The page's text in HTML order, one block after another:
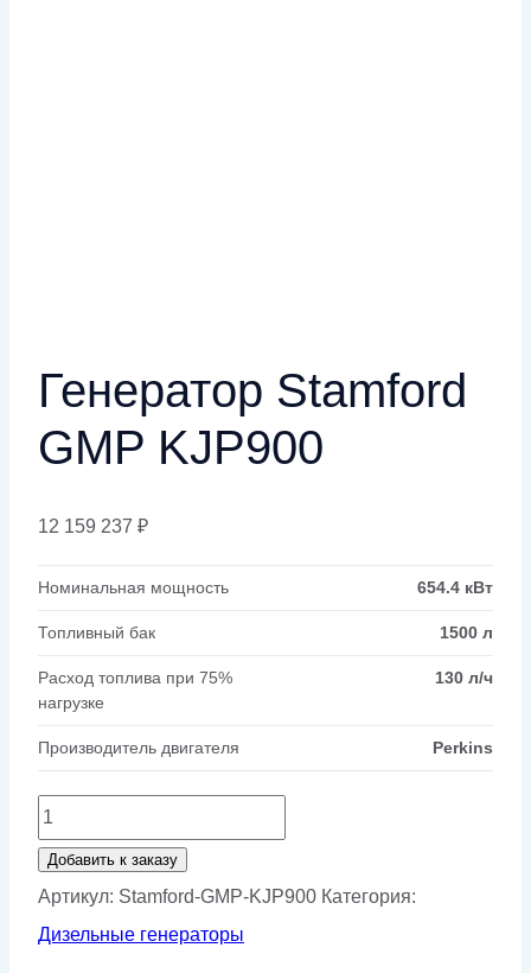
Генератор Stamford
GMP KJP900
12 159 237 ₽
Номинальная мощность 654.4 кВт
Топливный бак 1500 л
Расход топлива при 75%
нагрузке
130 л/ч
Производитель двигателя Perkins
Количество
товара
Генератор
Stamford
Добавить к заказу
Артикул: Stamford-GMP-KJP900 Категория:
Дизельные генераторы